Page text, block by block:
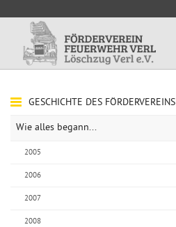
GESCHICHTE DES FÖRDERVEREINS
Wie alles begann...
2005
2006
2007
2008